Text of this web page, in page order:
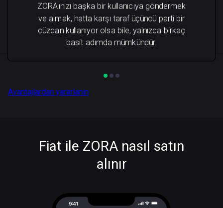
ZORA'ınızı başka bir kullanıcıya göndermek
ve almak, hatta karşı taraf üçüncü parti bir
cüzdan kullanıyor olsa bile, yalnızca birkaç
basit adımda mümkündür.
Avantajlardan yararlanın
Fiat ile ZORA nasıl satın
alınır